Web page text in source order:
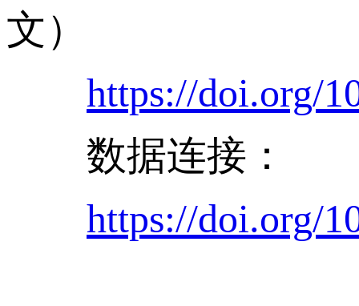
文）
https://doi.org/
数据连接：
https://doi.org/